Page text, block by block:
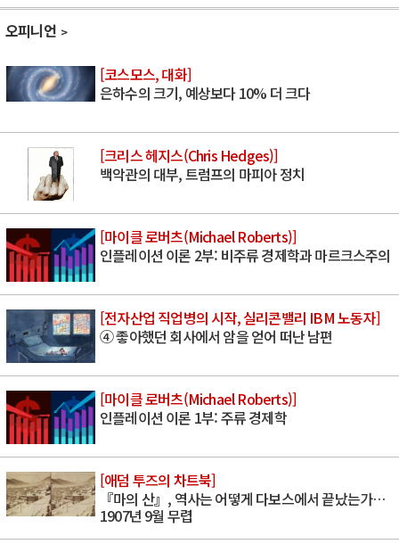
오피니언
[코스모스, 대화]
은하수의 크기, 예상보다 10% 더 크다
[크리스 헤지스(Chris Hedges)]
백악관의 대부, 트럼프의 마피아 정치
[마이클 로버츠(Michael Roberts)]
인플레이션 이론 2부: 비주류 경제학과 마르크스주의
[전자산업 직업병의 시작, 실리콘밸리 IBM 노동자]
④ 좋아했던 회사에서 암을 얻어 떠난 남편
[마이클 로버츠(Michael Roberts)]
인플레이션 이론 1부: 주류 경제학
[애덤 투즈의 차트북]
『마의 산』, 역사는 어떻게 다보스에서 끝났는가…
1907년 9월 무렵